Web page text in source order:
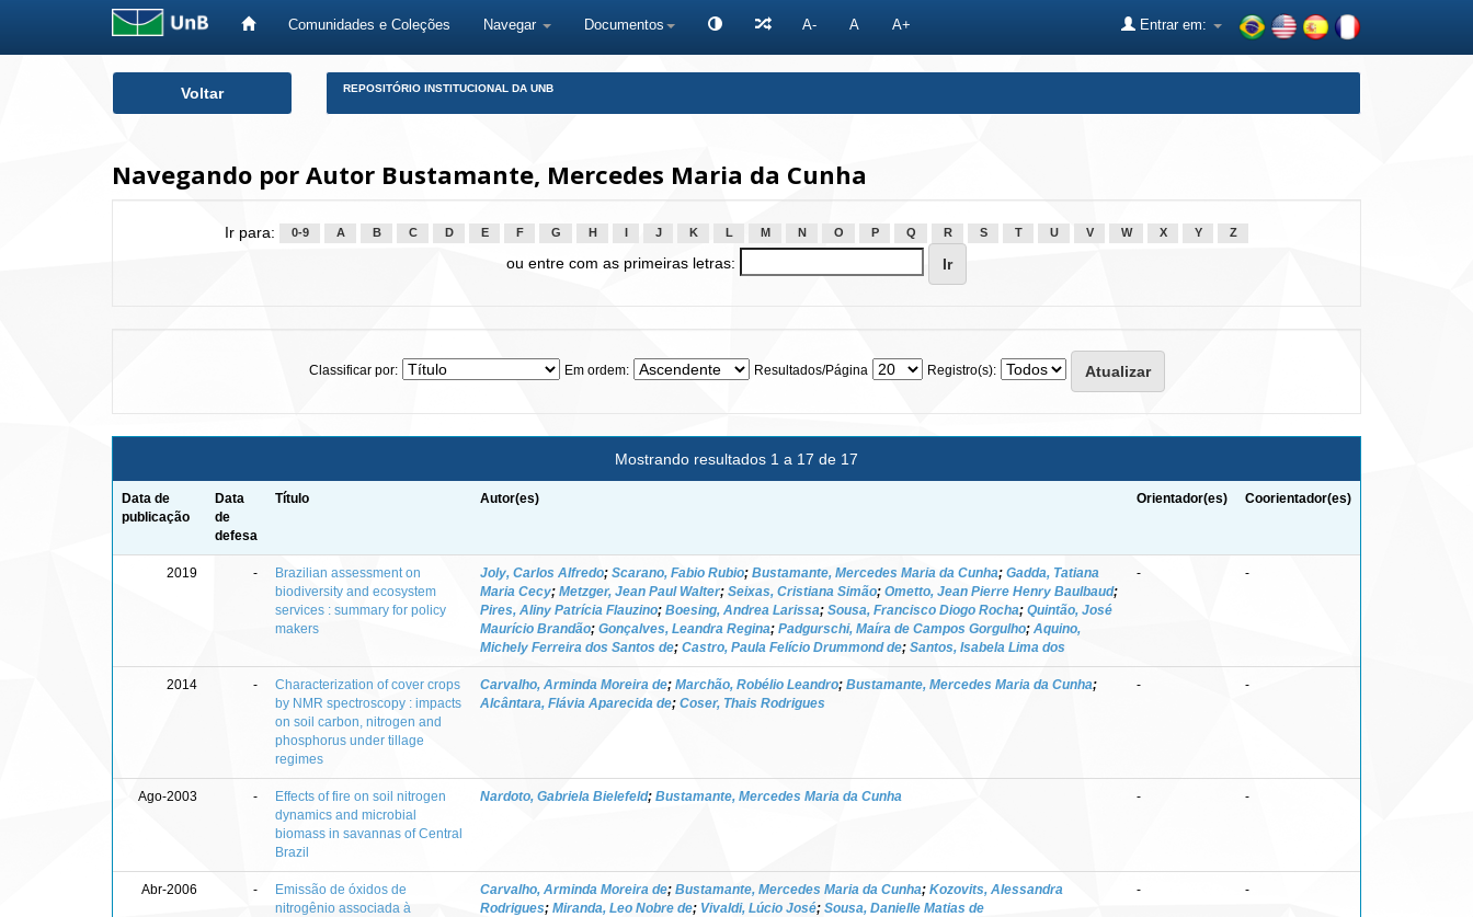
Comunidades e Coleções Navegar Documentos A- A A+ Entrar em:
Voltar REPOSITÓRIO INSTITUCIONAL DA UNB
Navegando por Autor Bustamante, Mercedes Maria da Cunha
Ir para: 0-9 A B C D E F G H J K L M N O P Q R S T U V W X Y Z
ou entre com as primeiras letras:
Classificar por: Em ordem: Resultados/Página Registro(s):
Mostrando resultados 1 a 17 de 17
Data de
publicação
Data
de
defesa
Título Autor(es) Orientador(es) Coorientador(es)
2019 -
Brazilian assessment on
biodiversity and ecosystem
services : summary for policy
makers
Joly, Carlos Alfredo; Scarano, Fabio Rubio; Bustamante, Mercedes Maria da Cunha; Gadda, Tatiana
Maria Cecy; Metzger, Jean Paul Walter; Seixas, Cristiana Simão; Ometto, Jean Pierre Henry Baulbaud;
Pires, Aliny Patrícia Flauzino; Boesing, Andrea Larissa; Sousa, Francisco Diogo Rocha; Quintão, José
Maurício Brandão; Gonçalves, Leandra Regina; Padgurschi, Maíra de Campos Gorgulho; Aquino,
Michely Ferreira dos Santos de; Castro, Paula Felício Drummond de; Santos, Isabela Lima dos
- -
2014 -
Characterization of cover crops
by NMR spectroscopy : impacts
on soil carbon, nitrogen and
phosphorus under tillage
regimes
Carvalho, Arminda Moreira de; Marchão, Robélio Leandro; Bustamante, Mercedes Maria da Cunha;
Alcântara, Flávia Aparecida de; Coser, Thais Rodrigues
- -
Ago-2003 -
Effects of fire on soil nitrogen
dynamics and microbial
biomass in savannas of Central
Brazil
Nardoto, Gabriela Bielefeld; Bustamante, Mercedes Maria da Cunha - -
Abr-2006 -
Emissão de óxidos de
nitrogênio associada à
Carvalho, Arminda Moreira de; Bustamante, Mercedes Maria da Cunha; Kozovits, Alessandra
Rodrigues; Miranda, Leo Nobre de; Vivaldi, Lúcio José; Sousa, Danielle Matias de
- -